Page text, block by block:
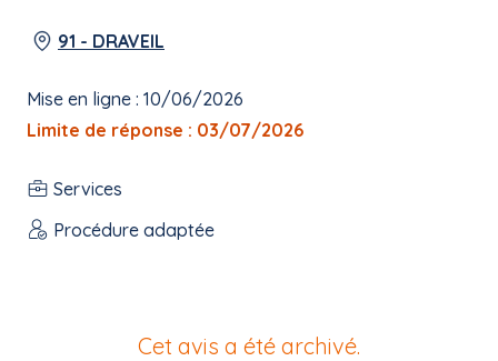
91 - DRAVEIL
Mise en ligne : 10/06/2026
Limite de réponse : 03/07/2026
Services
Procédure adaptée
Cet avis a été archivé.